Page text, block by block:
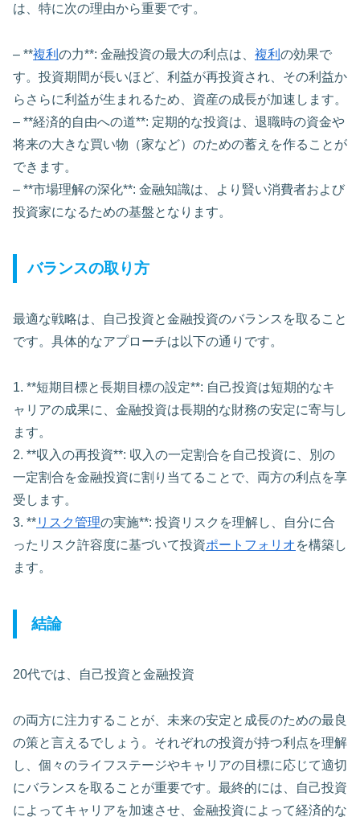
は、特に次の理由から重要です。
– **複利 の力**: 金融投資の最大の利点は、 複利 の効果で
す。投資期間が長いほど、利益が再投資され、その利益か
らさらに利益が生まれるため、資産の成長が加速します。
– **経済的自由への道**: 定期的な投資は、退職時の資金や
将来の大きな買い物（家など）のための蓄えを作ることが
できます。
– **市場理解の深化**: 金融知識は、より賢い消費者および
投資家になるための基盤となります。
バランスの取り方
最適な戦略は、自己投資と金融投資のバランスを取ること
です。具体的なアプローチは以下の通りです。
1. **短期目標と長期目標の設定**: 自己投資は短期的なキ
ャリアの成果に、金融投資は長期的な財務の安定に寄与し
ます。
2. **収入の再投資**: 収入の一定割合を自己投資に、別の
一定割合を金融投資に割り当てることで、両方の利点を享
受します。
3. **リスク管理の実施**: 投資リスクを理解し、自分に合
ったリスク許容度に基づいて投資ポートフォリオを構築し
ます。
結論
20代では、自己投資と金融投資
の両方に注力することが、未来の安定と成長のための最良
の策と言えるでしょう。それぞれの投資が持つ利点を理解
し、個々のライフステージやキャリアの目標に応じて適切
にバランスを取ることが重要です。最終的には、自己投資
によってキャリアを加速させ、金融投資によって経済的な